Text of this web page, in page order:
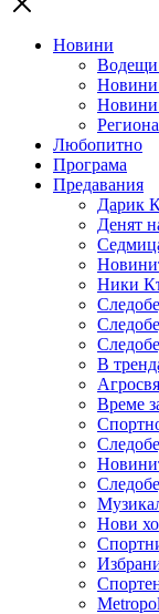
Новини
Новини
Новини
Любопитно
Програма
Предавания
Дарик
Денят
Ники
В
Време
Нови